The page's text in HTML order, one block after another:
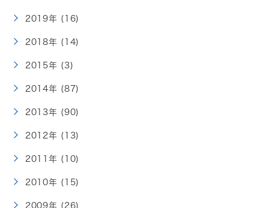
2019年 (16)
2018年 (14)
2015年 (3)
2014年 (87)
2013年 (90)
2012年 (13)
2011年 (10)
2010年 (15)
2009年 (26)